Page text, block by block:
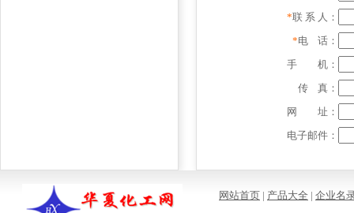
*联 系 人：
*电 话：
手 机：
传 真：
网 址：
电子邮件：
网站首页 | 产品大全 | 企业名